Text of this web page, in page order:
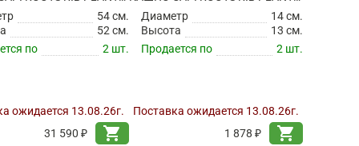
54 см.
52 см.
по
2 шт.
ожидается 13.08.26г.
31 590 ₽
shopping_cart
Диаметр
14 см.
Высота
13 см.
Продается по
2 шт.
Поставка ожидается 13.08.26г.
1 878 ₽
shopping_cart